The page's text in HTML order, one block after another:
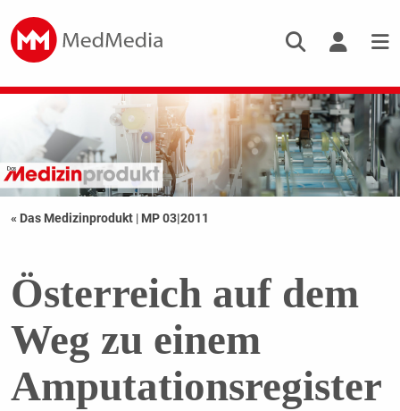
« Das Medizinprodukt | MP 03|2011
Österreich auf dem
Weg zu einem
Amputationsregister